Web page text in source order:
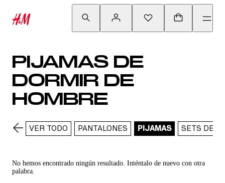
PIJAMAS DE
DORMIR DE
HOMBRE
VER TODO PANTALONES PIJAMAS SETS DE
No hemos encontrado ningún resultado. Inténtalo de nuevo con otra
palabra.